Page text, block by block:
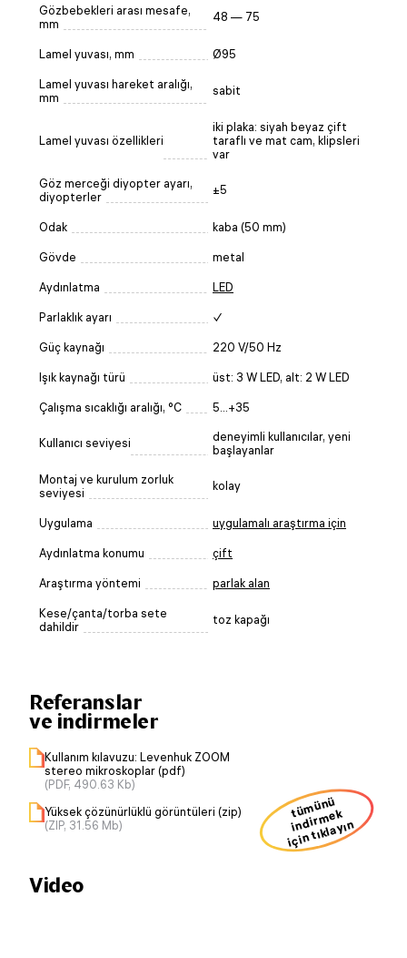
Gözbebekleri arası mesafe,
mm
48 — 75
Lamel yuvası, mm Ø95
Lamel yuvası hareket aralığı,
mm
sabit
Lamel yuvası özellikleri
iki plaka: siyah beyaz çift
taraflı ve mat cam, klipsleri
var
Göz merceği diyopter ayarı,
diyopterler
±5
Odak kaba (50 mm)
Gövde metal
Aydınlatma LED
Parlaklık ayarı ✓
Güç kaynağı 220 V/50 Hz
Işık kaynağı türü üst: 3 W LED, alt: 2 W LED
Çalışma sıcaklığı aralığı, °C 5...+35
Kullanıcı seviyesi
deneyimli kullanıcılar, yeni
başlayanlar
Montaj ve kurulum zorluk
seviyesi
kolay
Uygulama uygulamalı araştırma için
Aydınlatma konumu çift
Araştırma yöntemi parlak alan
Kese/çanta/torba sete
dahildir
toz kapağı
Referanslar
ve indirmeler
Kullanım kılavuzu: Levenhuk ZOOM
stereo mikroskoplar (pdf)
(PDF, 490.63 Kb)
Yüksek çözünürlüklü görüntüleri (zip)
(ZIP, 31.56 Mb)
t
ü
m
ü
n
ü
i
n
dir
m
ek
için tıklayın
Video